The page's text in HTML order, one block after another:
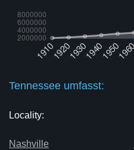
Tennessee umfasst:
Locality:
Nashville